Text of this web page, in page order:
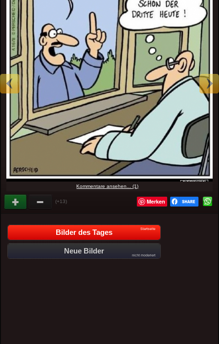
Kommentare ansehen... (1)
(+13) Merken
Bilder des Tages Startseite
Neue Bilder
nicht moderiert